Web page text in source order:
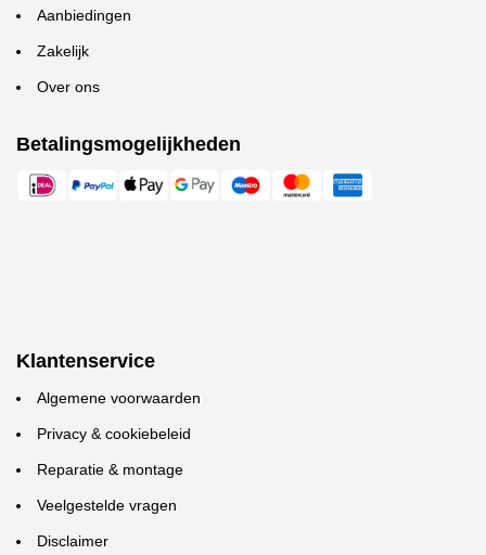
Aanbiedingen
Zakelijk
Over ons
Betalingsmogelijkheden
Klantenservice
Algemene voorwaarden
Privacy & cookiebeleid
Reparatie & montage
Veelgestelde vragen
Disclaimer